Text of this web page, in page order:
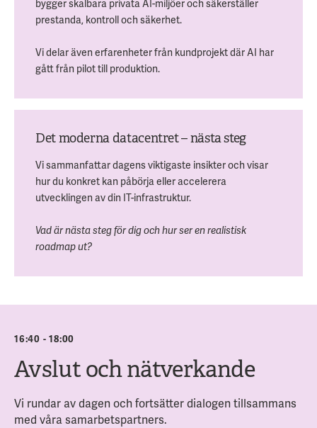
bygger skalbara privata AI-miljöer och säkerställer
prestanda, kontroll och säkerhet.
Vi delar även erfarenheter från kundprojekt där AI har
gått från pilot till produktion.
Det moderna datacentret – nästa steg
Vi sammanfattar dagens viktigaste insikter och visar
hur du konkret kan påbörja eller accelerera
utvecklingen av din IT-infrastruktur.
Vad är nästa steg för dig och hur ser en realistisk
roadmap ut?
16:40 - 18:00
Avslut och nätverkande
Vi rundar av dagen och fortsätter dialogen tillsammans
med våra samarbetspartners.